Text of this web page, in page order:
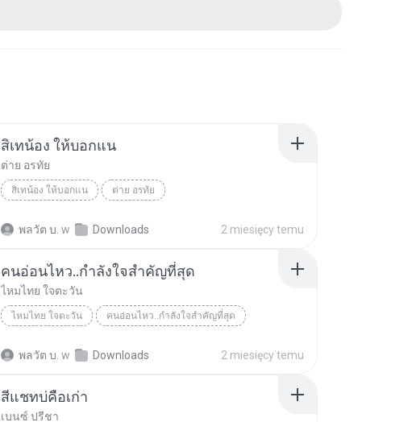
สิเทน้อง ให้บอกแน
ต่าย อรทัย
สิเทน้อง ให้บอกแน ต่าย อรทัย
พลวัต บ. w Downloads 2 miesięcy temu
คนอ่อนไหว..กำลังใจสำคัญที่สุด
ไหมไทย ใจตะวัน
ไหมไทย ใจตะวัน คนอ่อนไหว..กำลังใจสำคัญที่สุด
พลวัต บ. w Downloads 2 miesięcy temu
สีแชทบ่คือเก่า
เบนซ์ ปรีชา